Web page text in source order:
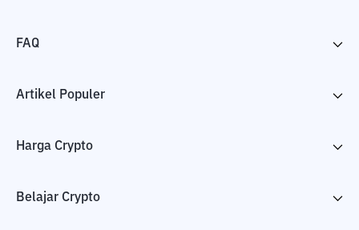
FAQ
Artikel Populer
Harga Crypto
Belajar Crypto